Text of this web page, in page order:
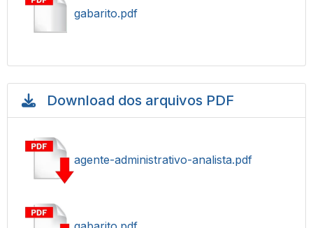
gabarito.pdf
Download dos arquivos PDF
agente-administrativo-analista.pdf